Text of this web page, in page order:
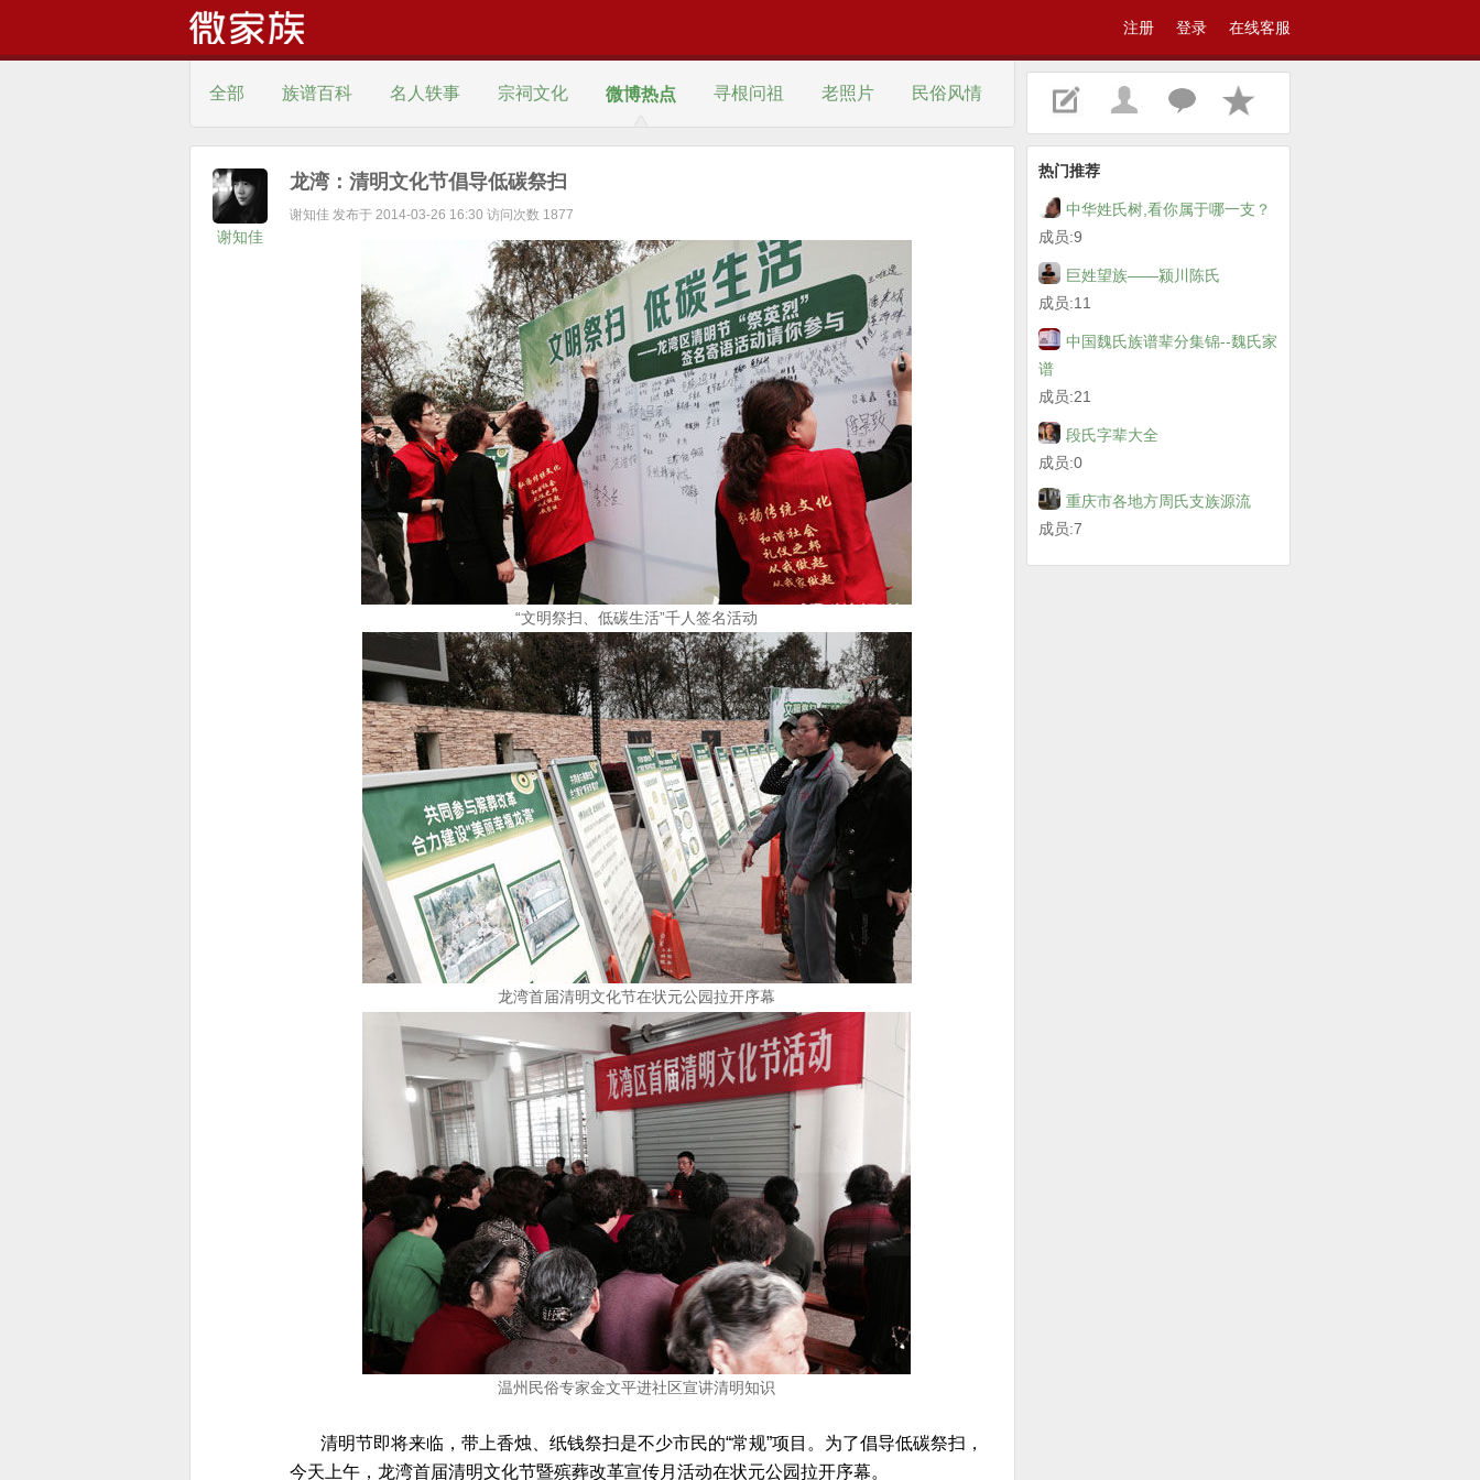
注册 登录 在线客服
全部 族谱百科 名人轶事 宗祠文化 微博热点 寻根问祖 老照片 民俗风情
轻松一刻 美文汇 百家姓 健康饮食
谢知佳
龙湾：清明文化节倡导低碳祭扫
谢知佳 发布于 2014-03-26 16:30 访问次数 1877
“文明祭扫、低碳生活”千人签名活动
龙湾首届清明文化节在状元公园拉开序幕
温州民俗专家金文平进社区宣讲清明知识
清明节即将来临，带上香烛、纸钱祭扫是不少市民的“常规”项目。为了倡导低碳祭扫，
今天上午，龙湾首届清明文化节暨殡葬改革宣传月活动在状元公园拉开序幕。
热门推荐
中华姓氏树,看你属于哪一支？
成员:9
巨姓望族——颍川陈氏
成员:11
中国魏氏族谱辈分集锦--魏氏家
谱
成员:21
段氏字辈大全
成员:0
重庆市各地方周氏支族源流
成员:7